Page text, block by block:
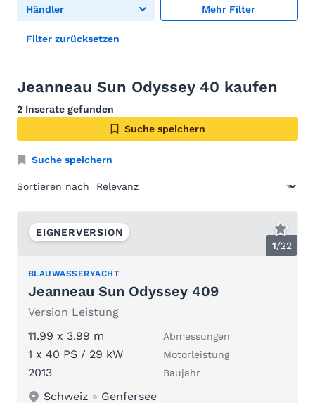
Händler Mehr Filter
Filter zurücksetzen
Jeanneau Sun Odyssey 40 kaufen
2 Inserate gefunden
Suche speichern
Suche speichern
Sortieren nach
1/22
EIGNERVERSION
BLAUWASSERYACHT
Jeanneau Sun Odyssey 409
Version Leistung
11.99 x 3.99 m
Abmessungen
1 x 40 PS / 29 kW Motorleistung
2013 Baujahr
Schweiz » Genfersee